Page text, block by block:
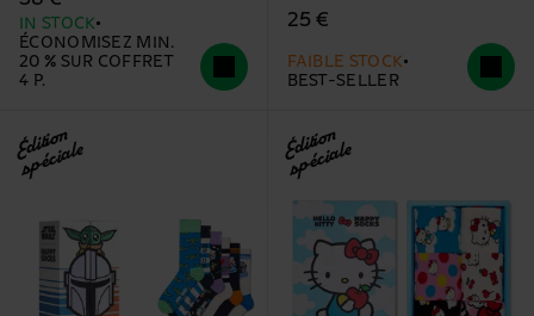
IN STOCK
ÉCONOMISEZ MIN.
20 % SUR COFFRET
4 P.
25 €
FAIBLE STOCK
BEST-SELLER
Édition
spéciale Édition
spéciale